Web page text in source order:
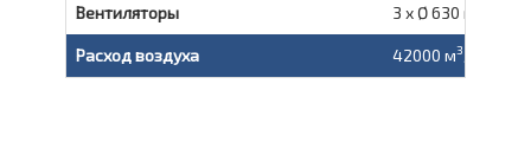
Вентиляторы 3 х Ø 630 мм
Расход воздуха 42000 м3